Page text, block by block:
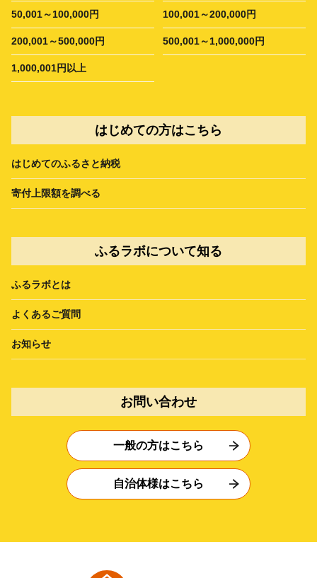
50,001～100,000円 100,001～200,000円
200,001～500,000円 500,001～1,000,000円
1,000,001円以上
はじめての方はこちら
はじめてのふるさと納税
寄付上限額を調べる
ふるラボについて知る
ふるラボとは
よくあるご質問
お知らせ
お問い合わせ
一般の方はこちら
自治体様はこちら